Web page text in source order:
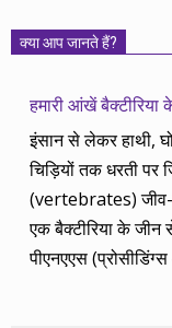
क्या आप जानते हैं?
हमारी आंखें बैक्टीरिया
इंसान से लेकर हाथी,
चिड़ियों तक धरती
(vertebrates) जीव-
एक बैक्टीरिया के
पीएनएएस